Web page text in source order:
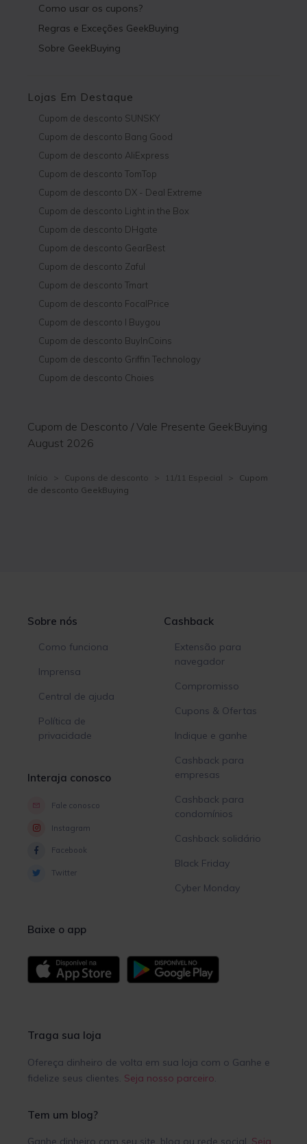
Como usar os cupons?
Regras e Exceções GeekBuying
Sobre GeekBuying
Lojas Em Destaque
Cupom de desconto SUNSKY
Cupom de desconto Bang Good
Cupom de desconto AliExpress
Cupom de desconto TomTop
Cupom de desconto DX - Deal Extreme
Cupom de desconto Light in the Box
Cupom de desconto DHgate
Cupom de desconto GearBest
Cupom de desconto Zaful
Cupom de desconto Tmart
Cupom de desconto FocalPrice
Cupom de desconto I Buygou
Cupom de desconto BuyInCoins
Cupom de desconto Griffin Technology
Cupom de desconto Choies
Cupom de Desconto / Vale Presente GeekBuying
August 2026
Início > Cupons de desconto > 11/11 Especial >
Cupom
de desconto GeekBuying
Sobre nós
Como funciona
Imprensa
Central de ajuda
Política de
privacidade
Interaja conosco
Fale conosco
Instagram
Facebook
Twitter
Cashback
Extensão para
navegador
Compromisso
Cupons & Ofertas
Indique e ganhe
Cashback para
empresas
Cashback para
condomínios
Cashback solidário
Black Friday
Cyber Monday
Baixe o app
Traga sua loja
Ofereça dinheiro de volta em sua loja com o Ganhe e
fidelize seus clientes. Seja nosso parceiro.
Tem um blog?
Ganhe dinheiro com seu site, blog ou rede social. Seja